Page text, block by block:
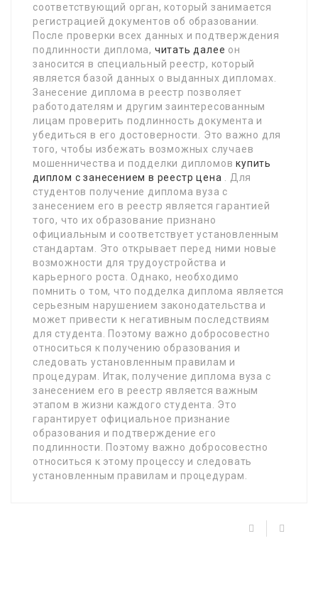
соответствующий орган, который занимается
регистрацией документов об образовании.
После проверки всех данных и подтверждения
подлинности диплома, читать далее он
заносится в специальный реестр, который
является базой данных о выданных дипломах.
Занесение диплома в реестр позволяет
работодателям и другим заинтересованным
лицам проверить подлинность документа и
убедиться в его достоверности. Это важно для
того, чтобы избежать возможных случаев
мошенничества и подделки дипломовкупить
диплом с занесением в реестр цена . Для
студентов получение диплома вуза с
занесением его в реестр является гарантией
того, что их образование признано
официальным и соответствует установленным
стандартам. Это открывает перед ними новые
возможности для трудоустройства и
карьерного роста. Однако, необходимо
помнить о том, что подделка диплома является
серьезным нарушением законодательства и
может привести к негативным последствиям
для студента. Поэтому важно добросовестно
относиться к получению образования и
следовать установленным правилам и
процедурам. Итак, получение диплома вуза с
занесением его в реестр является важным
этапом в жизни каждого студента. Это
гарантирует официальное признание
образования и подтверждение его
подлинности. Поэтому важно добросовестно
относиться к этому процессу и следовать
установленным правилам и процедурам.